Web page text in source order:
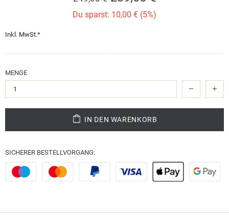
Du sparst: 10,00 € (5%)
Inkl. MwSt.*
MENGE
IN DEN WARENKORB
SICHERER BESTELLVORGANG: